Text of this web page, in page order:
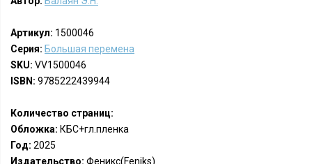
Артикул: 1500046
Серия: Большая перемена
SKU: VV1500046
ISBN: 9785222439944
Количество страниц:
Обложка: КБС+гл.пленка
Год: 2025
Издательство: Феникс(Feniks)